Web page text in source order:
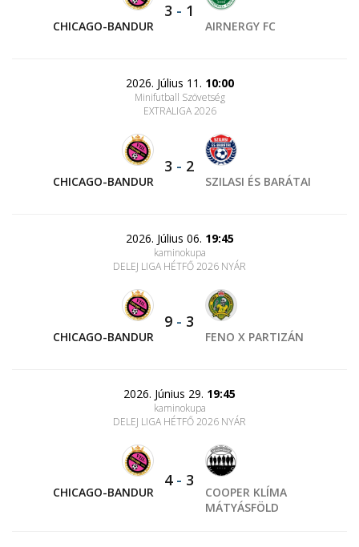
CHICAGO-BANDUR
3 - 1
AIRNERGY FC
2026. Július 11. 10:00
Minifutball Szövetség
EXTRALIGA 2026
CHICAGO-BANDUR
3 - 2
SZILASI ÉS BARÁTAI
2026. Július 06. 19:45
kaminokupa
DELEJ LIGA HÉTFŐ 2026 NYÁR
CHICAGO-BANDUR
9 - 3
FENO X PARTIZÁN
2026. Június 29. 19:45
kaminokupa
DELEJ LIGA HÉTFŐ 2026 NYÁR
CHICAGO-BANDUR
4- 3
COOPER KLÍMA
MÁTYÁSFÖLD